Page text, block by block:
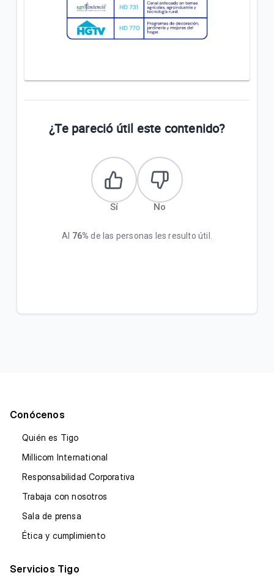
¿Te pareció útil este contenido?
Sí No
Al 76% de las personas les resulto útil.
Conócenos
Quién es Tigo
Millicom International
Responsabilidad Corporativa
Trabaja con nosotros
Sala de prensa
Ética y cumplimiento
Servicios Tigo